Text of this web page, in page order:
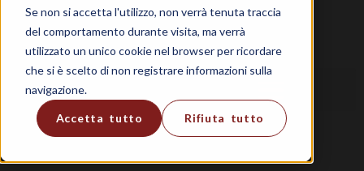
Se non si accetta l'utilizzo, non verrà tenuta traccia
del comportamento durante visita, ma verrà
utilizzato un unico cookie nel browser per ricordare
che si è scelto di non registrare informazioni sulla
navigazione.
Accetta tutto Rifiuta tutto